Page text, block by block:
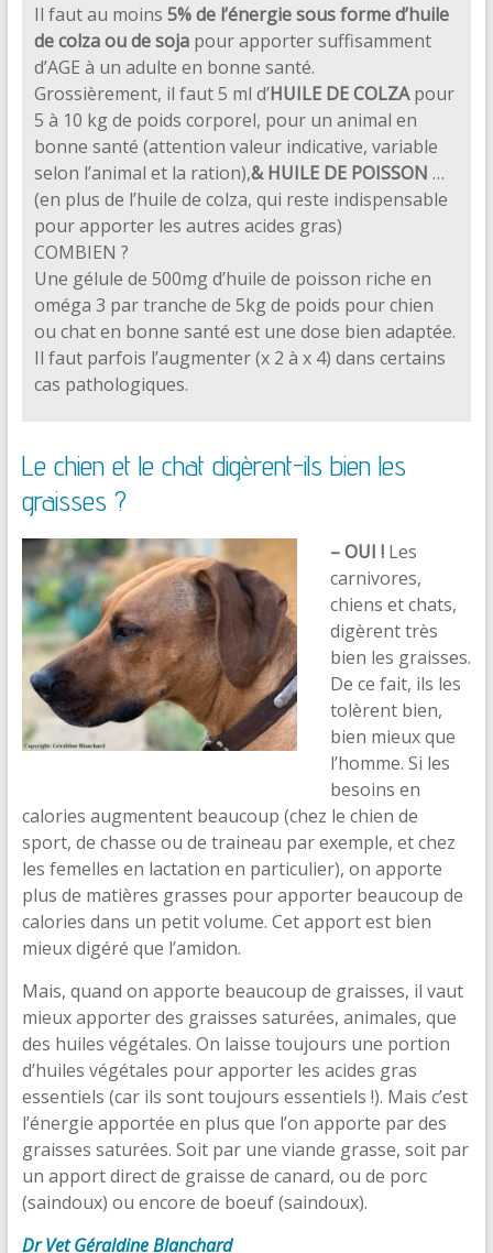
Il faut au moins 5% de l’énergie sous forme d’huile
de colza ou de soja pour apporter suffisamment
d’AGE à un adulte en bonne santé.
Grossièrement, il faut 5 ml d’HUILE DE COLZApour
5 à 10 kg de poids corporel, pour un animal en
bonne santé (attention valeur indicative, variable
selon l’animal et la ration),&HUILE DE POISSON …
(en plus de l’huile de colza, qui reste indispensable
pour apporter les autres acides gras)
COMBIEN ?
Une gélule de 500mg d’huile de poisson riche en
oméga 3 par tranche de 5kg de poids pour chien
ou chat en bonne santé est une dose bien adaptée.
Il faut parfois l’augmenter (x 2 à x 4) dans certains
cas pathologiques.
Le chien et le chat digèrent-ils bien les
graisses ?
– OUI !Les
carnivores,
chiens et chats,
digèrent très
bien les graisses.
De ce fait, ils les
tolèrent bien,
bien mieux que
l’homme. Si les
besoins en
calories augmentent beaucoup (chez le chien de
sport, de chasse ou de traineau par exemple, et chez
les femelles en lactation en particulier), on apporte
plus de matières grasses pour apporter beaucoup de
calories dans un petit volume. Cet apport est bien
mieux digéré que l’amidon.
Mais, quand on apporte beaucoup de graisses, il vaut
mieux apporter des graisses saturées, animales, que
des huiles végétales. On laisse toujours une portion
d’huiles végétales pour apporter les acides gras
essentiels (car ils sont toujours essentiels !). Mais c’est
l’énergie apportée en plus que l’on apporte par des
graisses saturées. Soit par une viande grasse, soit par
un apport direct de graisse de canard, ou de porc
(saindoux) ou encore de boeuf (saindoux).
Dr Vet Géraldine Blanchard